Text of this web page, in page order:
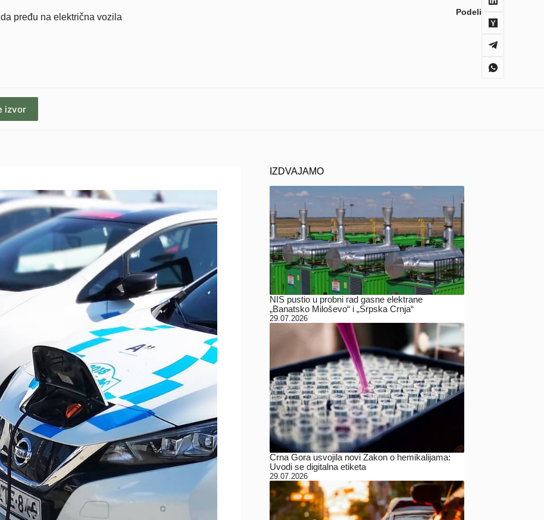
pređu na električna vozila
Podeli
izvor
IZDVAJAMO
NIS pustio u probni rad gasne elektrane
„Banatsko Miloševo“ i „Srpska Crnja“
29.07.2026
Crna Gora usvojila novi Zakon o hemikalijama:
Uvodi se digitalna etiketa
29.07.2026